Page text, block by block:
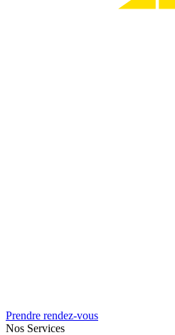
Prendre rendez-vous
Nos Services